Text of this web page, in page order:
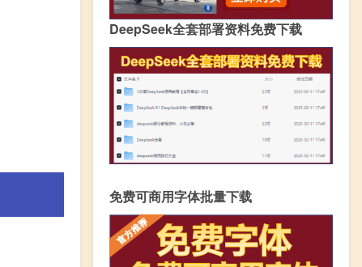
DeepSeek全套部署资料免费下载
免费可商用字体批量下载